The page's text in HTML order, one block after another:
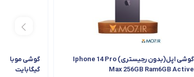
گوشی اپل(بدون رجیستری) Iphone 14 Pro
Max 256GB Ram6GB Active
گیگابایت